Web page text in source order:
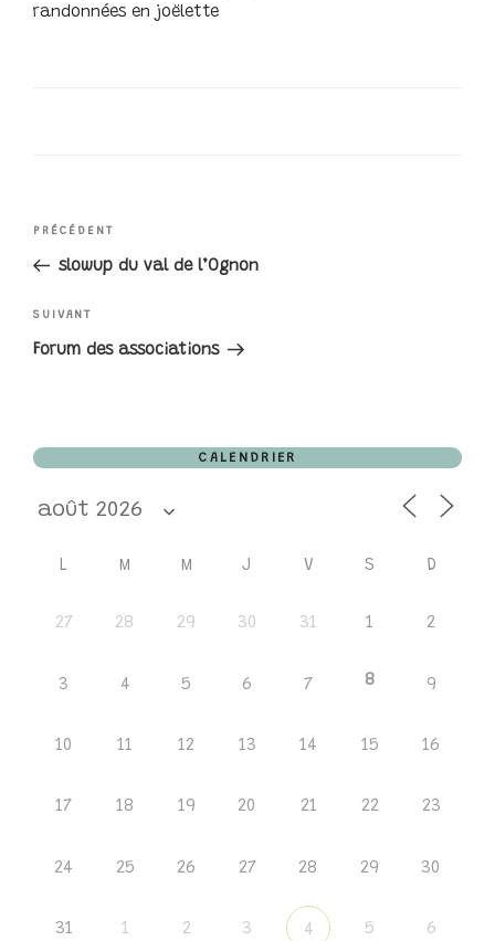
randonnées en joëlette
NAVIGATION
L’ARTICLE
Article
précédent
PRÉCÉDENT
slowup du val de l’Ognon
Article
suivant
SUIVANT
Forum des associations
CALENDRIER
L M M J V S D
27 28 29 30 31 1 2
3 4 5 6 7 8 9
10 11 12 13 14 15 16
17 18 19 20 21 22 23
24 25 26 27 28 29 30
31 1 2 3 4 5 6